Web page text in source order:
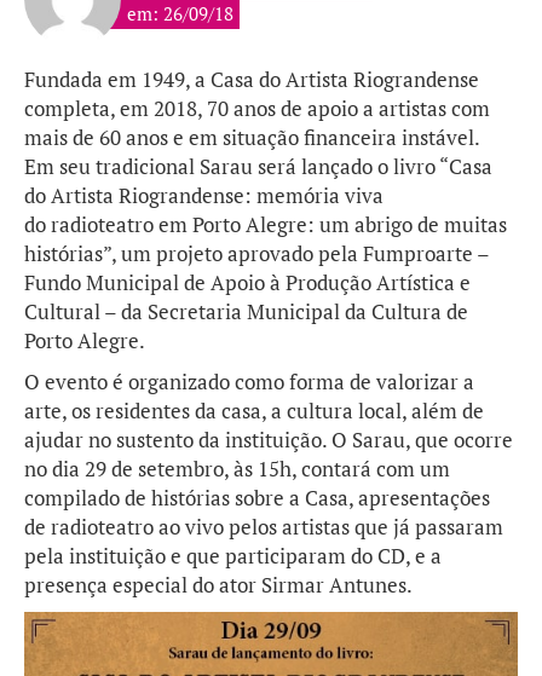
em: 26/09/18
Fundada em 1949, a Casa do Artista Riograndense
completa, em 2018, 70 anos de apoio a artistas com
mais de 60 anos e em situação financeira instável.
Em seu tradicional Sarau será lançado o livro “Casa
do Artista Riograndense: memória viva
do radioteatro em Porto Alegre: um abrigo de muitas
histórias”, um projeto aprovado pela Fumproarte –
Fundo Municipal de Apoio à Produção Artística e
Cultural – da Secretaria Municipal da Cultura de
Porto Alegre.
O evento é organizado como forma de valorizar a
arte, os residentes da casa, a cultura local, além de
ajudar no sustento da instituição. O Sarau, que ocorre
no dia 29 de setembro, às 15h, contará com um
compilado de histórias sobre a Casa, apresentações
de radioteatro ao vivo pelos artistas que já passaram
pela instituição e que participaram do CD, e a
presença especial do ator Sirmar Antunes.